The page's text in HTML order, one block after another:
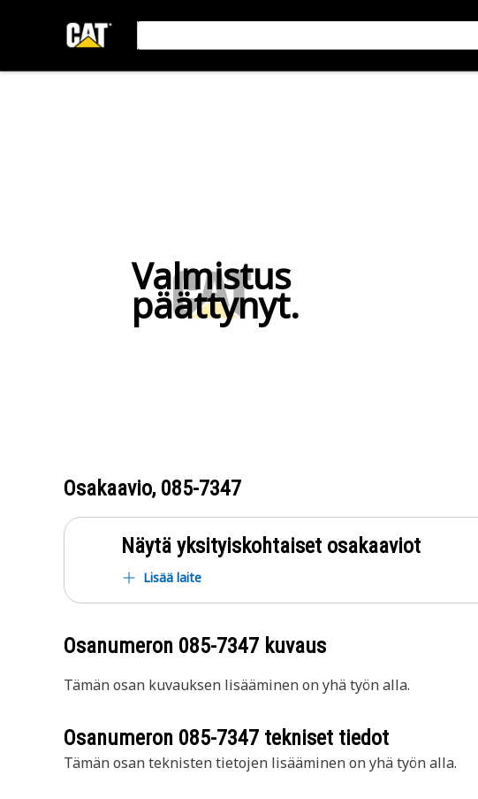
Valmistus
päättynyt.
Osakaavio, 085-7347
Näytä yksityiskohtaiset osakaaviot
Lisää laite
Osanumeron 085-7347 kuvaus
Tämän osan kuvauksen lisääminen on yhä työn alla.
Osanumeron 085-7347 tekniset tiedot
Tämän osan teknisten tietojen lisääminen on yhä työn alla.